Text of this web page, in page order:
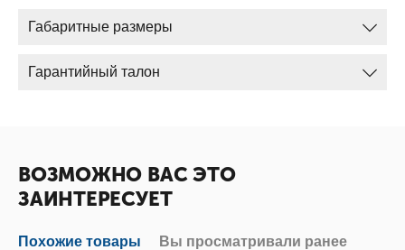
Габаритные размеры
Гарантийный талон
ВОЗМОЖНО ВАС ЭТО
ЗАИНТЕРЕСУЕТ
Похожие товары Вы просматривали ранее